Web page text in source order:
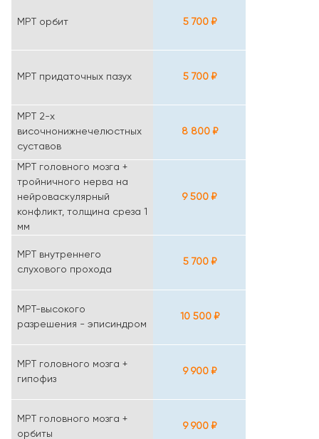
МРТ орбит 5 700 ₽
МРТ придаточных пазух 5 700 ₽
МРТ 2-х
височнонижнечелюстных
суставов
8 800 ₽
МРТ головного мозга +
тройничного нерва на
нейроваскулярный
конфликт, толщина среза 1
мм
9 500 ₽
МРТ внутреннего
слухового прохода
5 700 ₽
МРТ-высокого
разрешения - эписиндром
10 500 ₽
МРТ головного мозга +
гипофиз
9 900 ₽
МРТ головного мозга +
орбиты
9 900 ₽